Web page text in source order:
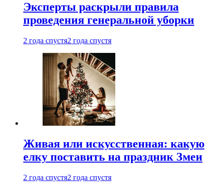
Эксперты раскрыли правила
проведения генеральной уборки
2 года спустя2 года спустя
Живая или искусственная: какую
елку поставить на праздник Змеи
2 года спустя2 года спустя